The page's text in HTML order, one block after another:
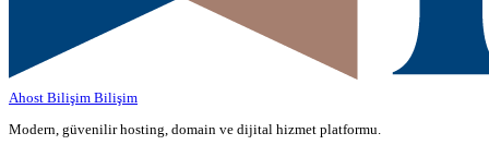
Ahost Bilişim Bilişim
Modern, güvenilir hosting, domain ve dijital hizmet platformu.